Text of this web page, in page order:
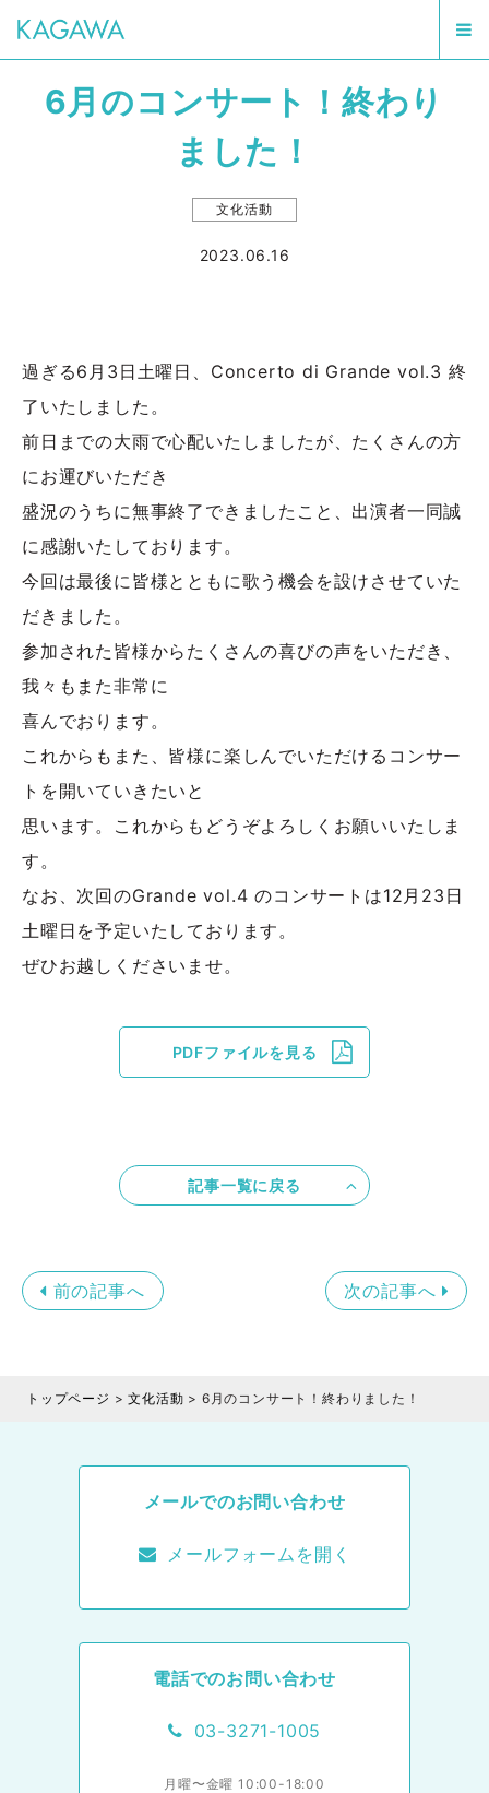
6月のコンサート！終わり
ました！
文化活動
2023.06.16
過ぎる6月3日土曜日、Concerto di Grande vol.3 終
了いたしました。
前日までの大雨で心配いたしましたが、たくさんの方
にお運びいただき
盛況のうちに無事終了できましたこと、出演者一同誠
に感謝いたしております。
今回は最後に皆様とともに歌う機会を設けさせていた
だきました。
参加された皆様からたくさんの喜びの声をいただき、
我々もまた非常に
喜んでおります。
これからもまた、皆様に楽しんでいただけるコンサー
トを開いていきたいと
思います。これからもどうぞよろしくお願いいたしま
す。
なお、次回のGrande vol.4 のコンサートは12月23日
土曜日を予定いたしております。
ぜひお越しくださいませ。
PDFファイルを見る
記事一覧に戻る
前の記事へ 次の記事へ
トップページ >文化活動 > 6月のコンサート！終わりました！
メールでのお問い合わせ
メールフォームを開く
電話でのお問い合わせ
03-3271-1005
月曜〜金曜 10:00-18:00